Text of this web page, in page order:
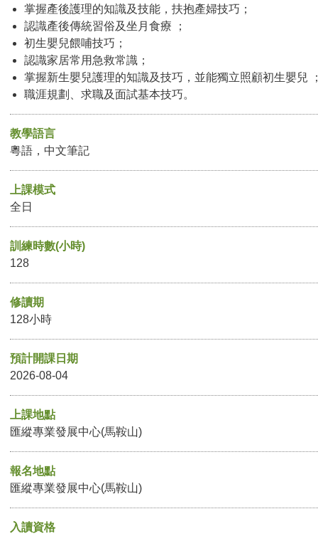
掌握產後護理的知識及技能，扶抱產婦技巧；
認識產後傳統習俗及坐月食療 ；
初生嬰兒餵哺技巧；
認識家居常用急救常識；
掌握新生嬰兒護理的知識及技巧，並能獨立照顧初生嬰兒
職涯規劃、求職及面試基本技巧。
教學語言
粵語，中文筆記
上課模式
全日
訓練時數(小時)
128
修讀期
128小時
預計開課日期
2026-08-04
上課地點
匯縱專業發展中心(馬鞍山)
報名地點
匯縱專業發展中心(馬鞍山)
入讀資格